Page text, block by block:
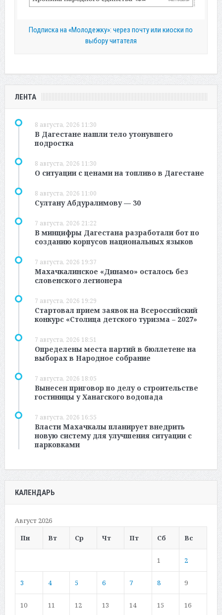
Подписка на «Молодежку»: через почту или киоски по
выбору читателя
ЛЕНТА
8 августа, 2026 11:30
В Дагестане нашли тело утонувшего
подростка
8 августа, 2026 11:30
О ситуации с ценами на топливо в Дагестане
8 августа, 2026 11:00
Султану Абдуралимову — 30
7 августа, 2026 21:22
В минцифры Дагестана разработали бот по
созданию корпусов национальных языков
7 августа, 2026 19:37
Махачкалинское «Динамо» осталось без
словенского легионера
7 августа, 2026 19:29
Стартовал прием заявок на Всероссийский
конкурс «Столица детского туризма – 2027»
7 августа, 2026 18:51
Определены места партий в бюллетене на
выборах в Народное собрание
7 августа, 2026 18:05
Вынесен приговор по делу о строительстве
гостиницы у Ханагского водопада
7 августа, 2026 16:55
Власти Махачкалы планирует внедрить
новую систему для улучшения ситуации с
парковками
КАЛЕНДАРЬ
Август 2026
Пн
Вт Ср Чт Пт Сб Вс
1 2
3 4 5 6 7 8 9
10 11 12 13 14 15 16